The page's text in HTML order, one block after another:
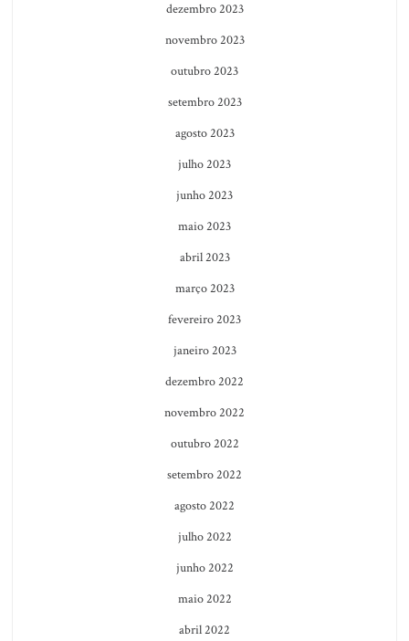
dezembro 2023
novembro 2023
outubro 2023
setembro 2023
agosto 2023
julho 2023
junho 2023
maio 2023
abril 2023
março 2023
fevereiro 2023
janeiro 2023
dezembro 2022
novembro 2022
outubro 2022
setembro 2022
agosto 2022
julho 2022
junho 2022
maio 2022
abril 2022